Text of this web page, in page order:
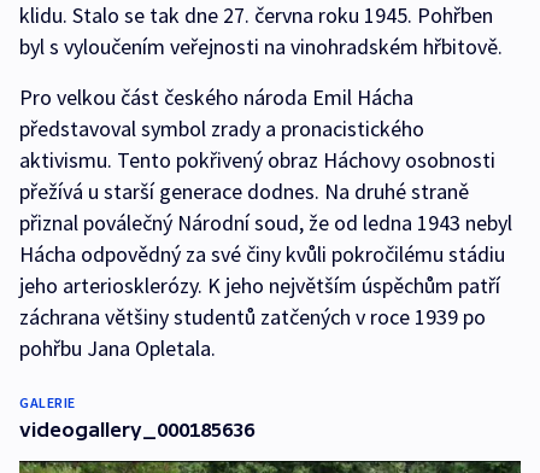
klidu. Stalo se tak dne 27. června roku 1945. Pohřben
byl s vyloučením veřejnosti na vinohradském hřbitově.
Pro velkou část českého národa Emil Hácha
představoval symbol zrady a pronacistického
aktivismu. Tento pokřivený obraz Háchovy osobnosti
přežívá u starší generace dodnes. Na druhé straně
přiznal poválečný Národní soud, že od ledna 1943 nebyl
Hácha odpovědný za své činy kvůli pokročilému stádiu
jeho arteriosklerózy. K jeho největším úspěchům patří
záchrana většiny studentů zatčených v roce 1939 po
pohřbu Jana Opletala.
GALERIE
videogallery_000185636